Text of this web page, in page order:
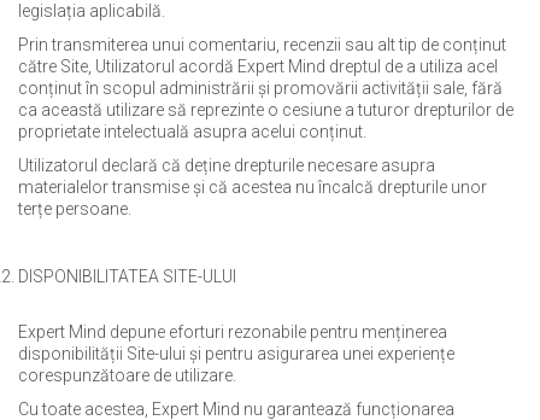
legislația aplicabilă.
Prin transmiterea unui comentariu, recenzii sau alt tip de conținut
către Site, Utilizatorul acordă Expert Mind dreptul de a utiliza acel
conținut în scopul administrării și promovării activității sale, fără
ca această utilizare să reprezinte o cesiune a tuturor drepturilor de
proprietate intelectuală asupra acelui conținut.
Utilizatorul declară că deține drepturile necesare asupra
materialelor transmise și că acestea nu încalcă drepturile unor
terțe persoane.
DISPONIBILITATEA SITE-ULUI
Expert Mind depune eforturi rezonabile pentru menținerea
disponibilității Site-ului și pentru asigurarea unei experiențe
corespunzătoare de utilizare.
Cu toate acestea, Expert Mind nu garantează funcționarea